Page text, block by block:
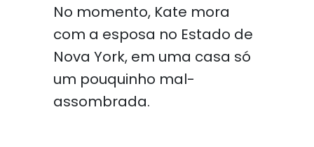
No momento, Kate mora
com a esposa no Estado de
Nova York, em uma casa só
um pouquinho mal-
assombrada.